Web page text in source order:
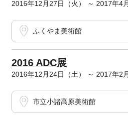
2016年12月27日（火） ～ 2017年4
ふくやま美術館
2016 ADC展
2016年12月24日（土） ～ 2017年2
市立小諸高原美術館